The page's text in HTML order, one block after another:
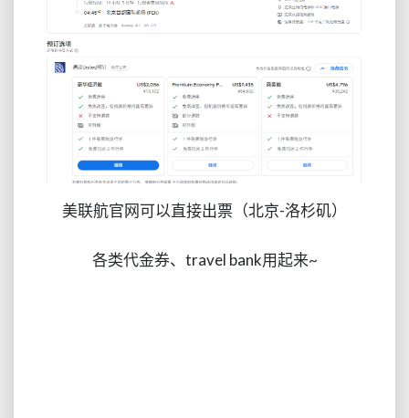
美联航官网可以直接出票（北京-洛杉矶）
各类代金券、travel bank用起来~